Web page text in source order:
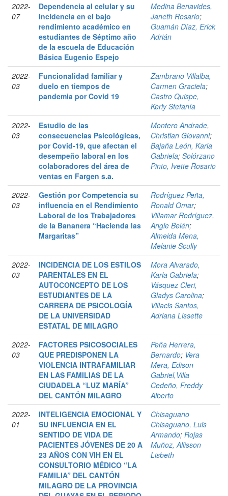
2022-
07
Dependencia al celular y su
incidencia en el bajo
rendimiento académico en
estudiantes de Séptimo año
de la escuela de Educación
Básica Eugenio Espejo
Medina Benavides,
Janeth Rosario;
Guamán Díaz, Erick
Adrián
2022-
03
Funcionalidad familiar y
duelo en tiempos de
pandemia por Covid 19
Zambrano Villalba,
Carmen Graciela;
Castro Quispe,
Kerly Stefanía
2022-
03
Estudio de las
consecuencias Psicológicas,
por Covid-19, que afectan el
desempeño laboral en los
colaboradores del área de
ventas en Fargen s.a.
Montero Andrade,
Christian Giovanni;
Bajaña León, Karla
Gabriela; Solórzano
Pinto, Ivette Rosario
2022-
03
Gestión por Competencia su
influencia en el Rendimiento
Laboral de los Trabajadores
de la Bananera “Hacienda las
Margaritas”
Rodríguez Peña,
Ronald Omar;
Villamar Rodríguez,
Angie Belén;
Almeida Mena,
Melanie Scully
2022-
03
INCIDENCIA DE LOS ESTILOS
PARENTALES EN EL
AUTOCONCEPTO DE LOS
ESTUDIANTES DE LA
CARRERA DE PSICOLOGÍA
DE LA UNIVERSIDAD
ESTATAL DE MILAGRO
Mora Alvarado,
Karla Gabriela;
Vásquez Cleri,
Gladys Carolina;
Villacis Santos,
Adriana Lissette
2022-
03
FACTORES PSICOSOCIALES
QUE PREDISPONEN LA
VIOLENCIA INTRAFAMILIAR
EN LAS FAMILIAS DE LA
CIUDADELA “LUZ MARÍA”
DEL CANTÓN MILAGRO
Peña Herrera,
Bernardo; Vera
Mera, Edison
Gabriel,Villa
Cedeño, Freddy
Alberto
2022-
01
INTELIGENCIA EMOCIONAL Y
SU INFLUENCIA EN EL
SENTIDO DE VIDA DE
PACIENTES JÓVENES DE 20 A
23 AÑOS CON VIH EN EL
CONSULTORIO MÉDICO “LA
FAMILIA” DEL CANTÓN
MILAGRO DE LA PROVINCIA
Chisaguano
Chisaguano, Luis
Armando; Rojas
Muñoz, Allisson
Lisbeth